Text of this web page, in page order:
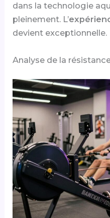
dans la technologie
pleinement. L’
devient exceptionnelle.
Analyse de la